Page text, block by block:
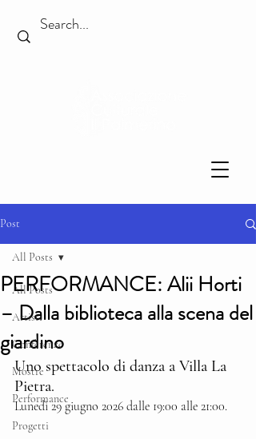
Post
All Posts
Artisti
Conferenze
Mostre
Performance
Progetti
All Posts
PERFORMANCE: Alii Horti
– Dalla biblioteca alla scena del
giardino
Uno spettacolo di danza a Villa La
Pietra.
Lunedì 29 giugno 2026 dalle 19:00 alle 21:00.